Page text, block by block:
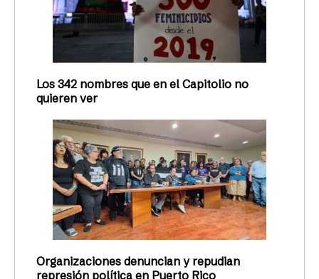
Los 342 nombres que en el Capitolio no
quieren ver
Organizaciones denuncian y repudian
represión política en Puerto Rico